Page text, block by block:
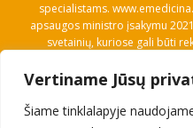
Vertiname Jūsų
Šiame tinklalapyje
specialistams.
apsaugos ministro įsakymu
svetainių, kuriose gali būti
savo profesinę kvalifikaciją.
pagalbos priemonių kainų
priežiūros ar farmacijos